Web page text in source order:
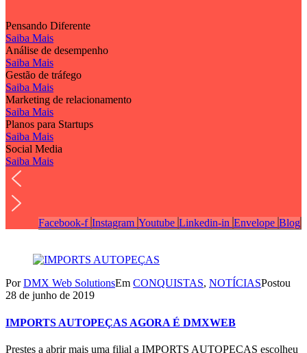
Pensando Diferente
Saiba Mais
Análise de desempenho
Saiba Mais
Gestão de tráfego
Saiba Mais
Marketing de relacionamento
Saiba Mais
Planos para Startups
Saiba Mais
Social Media
Saiba Mais
Facebook-f Instagram Youtube Linkedin-in Envelope Blog
PorDMX Web SolutionsEm CONQUISTAS, NOTÍCIASPostou
28 de junho de 2019
IMPORTS AUTOPEÇAS AGORA É DMXWEB
Prestes a abrir mais uma filial a IMPORTS AUTOPEÇAS escolheu